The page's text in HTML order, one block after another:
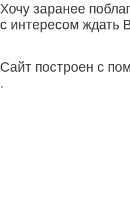
Хочу заранее
с интересом ждать
Сайт построен с
.